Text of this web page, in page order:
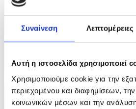
Συναίνεση Λεπτομέρειες
Αυτή η ιστοσελίδα χρησιμοποιεί
Χρησιμοποιούμε cookie για την
περιεχομένου και διαφημίσεων,
κοινωνικών μέσων και την